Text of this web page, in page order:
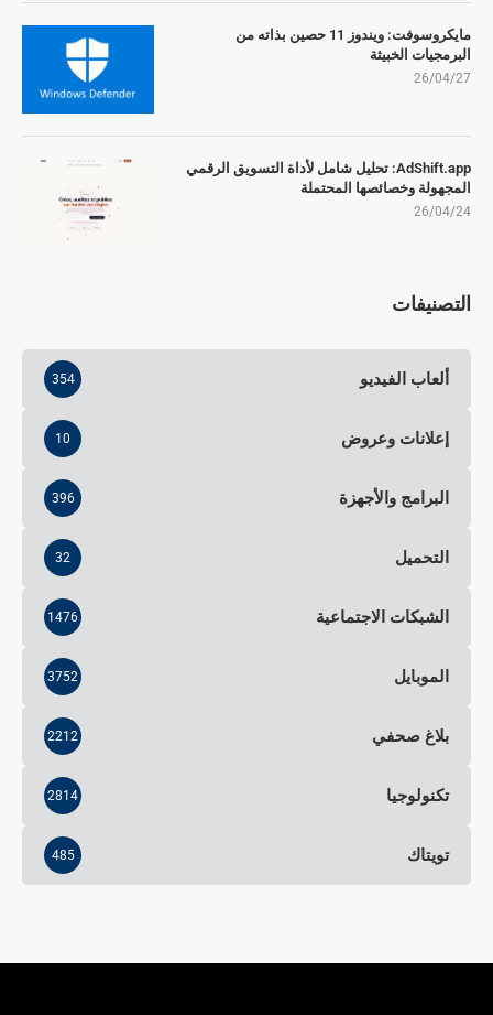
مايكروسوفت: ويندوز 11 حصين بذاته من
البرمجيات الخبيثة
26/04/27
AdShift.app: تحليل شامل لأداة التسويق الرقمي
المجهولة وخصائصها المحتملة
26/04/24
التصنيفات
ألعاب الفيديو 354
إعلانات وعروض 10
البرامج والأجهزة 396
التحميل 32
الشبكات الاجتماعية 1476
الموبايل 3752
بلاغ صحفي 2212
تكنولوجيا 2814
تويتاك 485